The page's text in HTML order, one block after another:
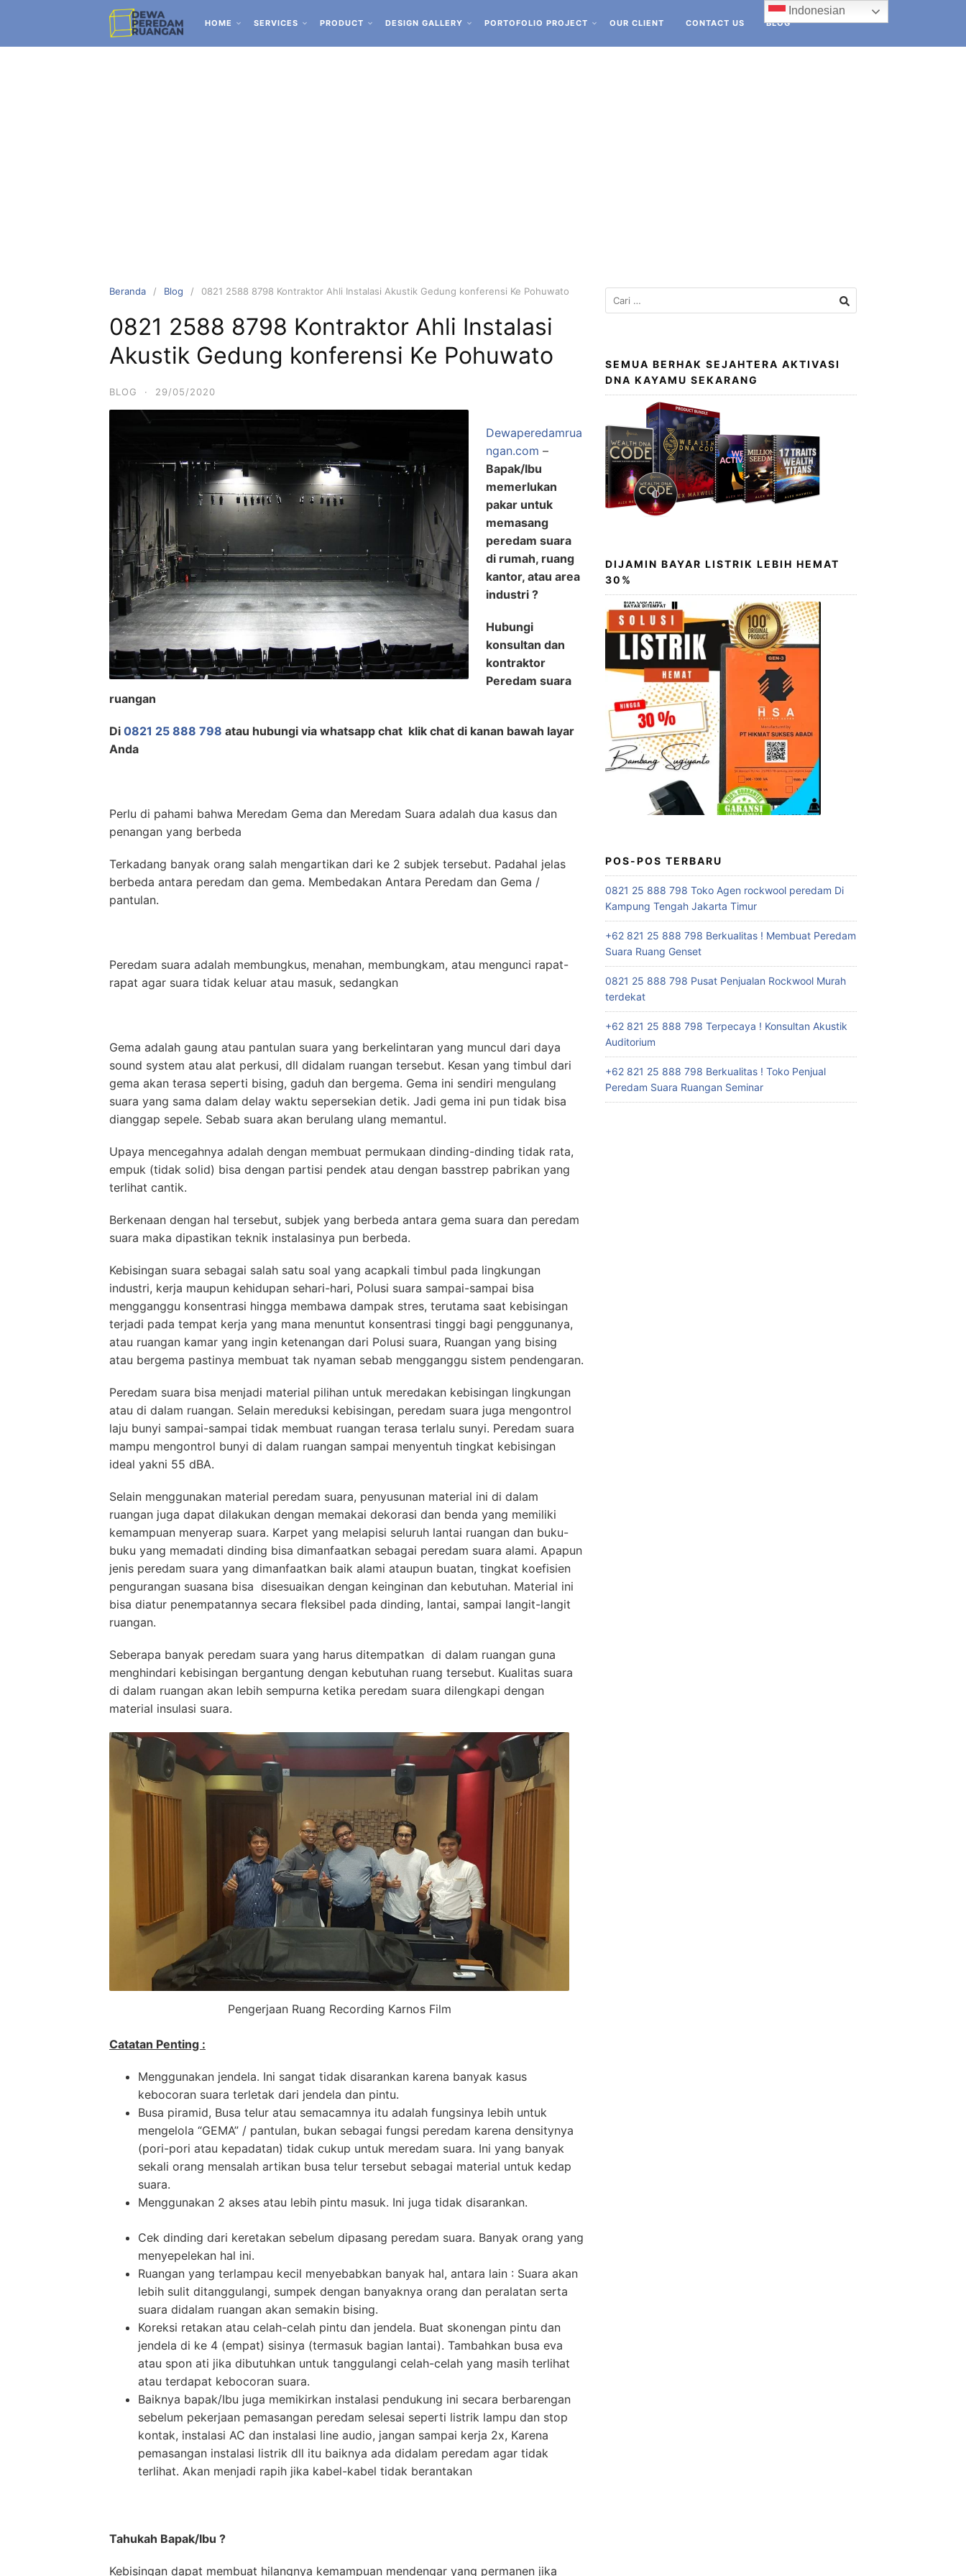
HOME SERVICES PRODUCT DESIGN GALLERY PORTOFOLIO PROJECT OUR CLIENT CONTACT US BLOG
Beranda Blog 0821 2588 8798 Kontraktor Ahli Instalasi Akustik Gedung konferensi Ke Pohuwato
0821 2588 8798 Kontraktor Ahli Instalasi
Akustik Gedung konferensi Ke Pohuwato
BLOG · 29/05/2020
Dewaperedamrua
ngan.com –
Bapak/Ibu
memerlukan
pakar untuk
memasang
peredam suara
di rumah, ruang
kantor, atau area
industri ?
Hubungi
konsultan dan
kontraktor
Peredam suara
ruangan
Di 0821 25 888 798 atau hubungi via whatsapp chat klik chat di kanan bawah layar
Anda
Perlu di pahami bahwa Meredam Gema dan Meredam Suara adalah dua kasus dan
penangan yang berbeda
Terkadang banyak orang salah mengartikan dari ke 2 subjek tersebut. Padahal jelas
berbeda antara peredam dan gema. Membedakan Antara Peredam dan Gema /
pantulan.
Peredam suara adalah membungkus, menahan, membungkam, atau mengunci rapat-
rapat agar suara tidak keluar atau masuk, sedangkan
Gema adalah gaung atau pantulan suara yang berkelintaran yang muncul dari daya
sound system atau alat perkusi, dll didalam ruangan tersebut. Kesan yang timbul dari
gema akan terasa seperti bising, gaduh dan bergema. Gema ini sendiri mengulang
suara yang sama dalam delay waktu sepersekian detik. Jadi gema ini pun tidak bisa
dianggap sepele. Sebab suara akan berulang ulang memantul.
Upaya mencegahnya adalah dengan membuat permukaan dinding-dinding tidak rata,
empuk (tidak solid) bisa dengan partisi pendek atau dengan basstrep pabrikan yang
terlihat cantik.
Berkenaan dengan hal tersebut, subjek yang berbeda antara gema suara dan peredam
suara maka dipastikan teknik instalasinya pun berbeda.
Kebisingan suara sebagai salah satu soal yang acapkali timbul pada lingkungan
industri, kerja maupun kehidupan sehari-hari, Polusi suara sampai-sampai bisa
mengganggu konsentrasi hingga membawa dampak stres, terutama saat kebisingan
terjadi pada tempat kerja yang mana menuntut konsentrasi tinggi bagi penggunanya,
atau ruangan kamar yang ingin ketenangan dari Polusi suara, Ruangan yang bising
atau bergema pastinya membuat tak nyaman sebab mengganggu sistem pendengaran.
Peredam suara bisa menjadi material pilihan untuk meredakan kebisingan lingkungan
atau di dalam ruangan. Selain mereduksi kebisingan, peredam suara juga mengontrol
laju bunyi sampai-sampai tidak membuat ruangan terasa terlalu sunyi. Peredam suara
mampu mengontrol bunyi di dalam ruangan sampai menyentuh tingkat kebisingan
ideal yakni 55 dBA.
Selain menggunakan material peredam suara, penyusunan material ini di dalam
ruangan juga dapat dilakukan dengan memakai dekorasi dan benda yang memiliki
kemampuan menyerap suara. Karpet yang melapisi seluruh lantai ruangan dan buku-
buku yang memadati dinding bisa dimanfaatkan sebagai peredam suara alami. Apapun
jenis peredam suara yang dimanfaatkan baik alami ataupun buatan, tingkat koefisien
pengurangan suasana bisa disesuaikan dengan keinginan dan kebutuhan. Material ini
bisa diatur penempatannya secara fleksibel pada dinding, lantai, sampai langit-langit
ruangan.
Seberapa banyak peredam suara yang harus ditempatkan di dalam ruangan guna
menghindari kebisingan bergantung dengan kebutuhan ruang tersebut. Kualitas suara
di dalam ruangan akan lebih sempurna ketika peredam suara dilengkapi dengan
material insulasi suara.
Pengerjaan Ruang Recording Karnos Film
Catatan Penting :
Menggunakan jendela. Ini sangat tidak disarankan karena banyak kasus
kebocoran suara terletak dari jendela dan pintu.
Busa piramid, Busa telur atau semacamnya itu adalah fungsinya lebih untuk
mengelola “GEMA” / pantulan, bukan sebagai fungsi peredam karena densitynya
(pori-pori atau kepadatan) tidak cukup untuk meredam suara. Ini yang banyak
sekali orang mensalah artikan busa telur tersebut sebagai material untuk kedap
suara.
Menggunakan 2 akses atau lebih pintu masuk. Ini juga tidak disarankan.
Cek dinding dari keretakan sebelum dipasang peredam suara. Banyak orang yang
menyepelekan hal ini.
Ruangan yang terlampau kecil menyebabkan banyak hal, antara lain : Suara akan
lebih sulit ditanggulangi, sumpek dengan banyaknya orang dan peralatan serta
suara didalam ruangan akan semakin bising.
Koreksi retakan atau celah-celah pintu dan jendela. Buat skonengan pintu dan
jendela di ke 4 (empat) sisinya (termasuk bagian lantai). Tambahkan busa eva
atau spon ati jika dibutuhkan untuk tanggulangi celah-celah yang masih terlihat
atau terdapat kebocoran suara.
Baiknya bapak/Ibu juga memikirkan instalasi pendukung ini secara berbarengan
sebelum pekerjaan pemasangan peredam selesai seperti listrik lampu dan stop
kontak, instalasi AC dan instalasi line audio, jangan sampai kerja 2x, Karena
pemasangan instalasi listrik dll itu baiknya ada didalam peredam agar tidak
terlihat. Akan menjadi rapih jika kabel-kabel tidak berantakan
Tahukah Bapak/Ibu ?
Kebisingan dapat membuat hilangnya kemampuan mendengar yang permanen jika
SEMUA BERHAK SEJAHTERA AKTIVASI
DNA KAYAMU SEKARANG
DIJAMIN BAYAR LISTRIK LEBIH HEMAT
30%
POS-POS TERBARU
0821 25 888 798 Toko Agen rockwool peredam Di
Kampung Tengah Jakarta Timur
+62 821 25 888 798 Berkualitas ! Membuat Peredam
Suara Ruang Genset
0821 25 888 798 Pusat Penjualan Rockwool Murah
terdekat
+62 821 25 888 798 Terpecaya ! Konsultan Akustik
Auditorium
+62 821 25 888 798 Berkualitas ! Toko Penjual
Peredam Suara Ruangan Seminar
Indonesian